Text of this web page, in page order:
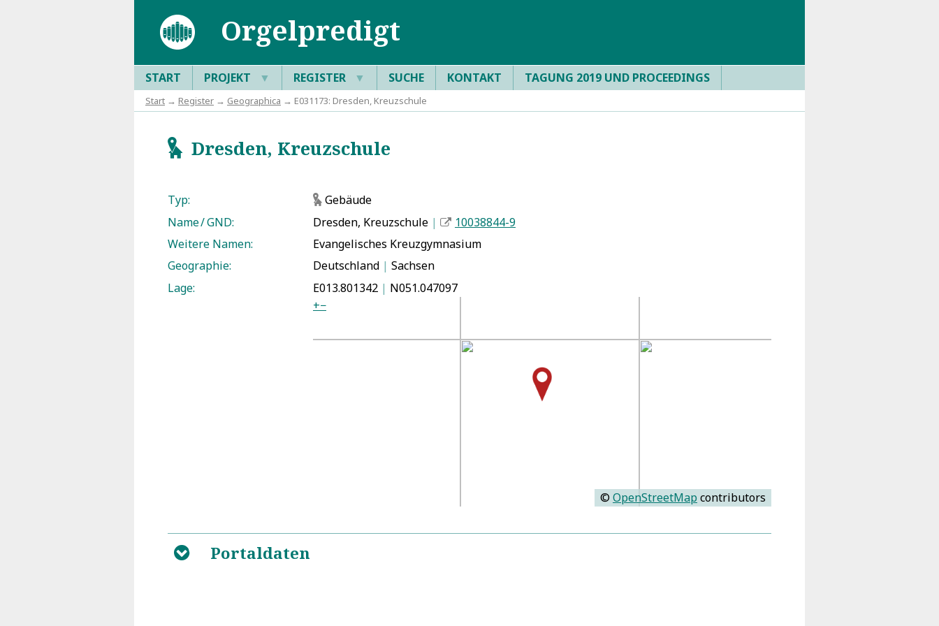
Orgelpredigt
START PROJEKT ▼ REGISTER ▼ SUCHE KONTAKT TAGUNG 2019 UND PROCEEDINGS
Start → Register → Geographica → E031173: Dresden, Kreuzschule
gDresden, Kreuzschule
Typ: g Gebäude
Name / GND:
Dresden, Kreuzschule |
10038844-9
Weitere Namen:
Evangelisches Kreuzgymnasium
Geographie:
Deutschland | Sachsen
Lage:
E013.801342 | N051.047097
+−
© OpenStreetMap contributors
B Portaldaten